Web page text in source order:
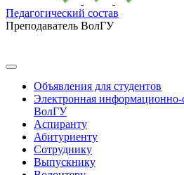
Педагогический состав
Преподаватель ВолГУ
Объявления для студентов
Электронная информационно-
ВолГУ
Аспиранту
Абитуриенту
Сотруднику
Выпускнику